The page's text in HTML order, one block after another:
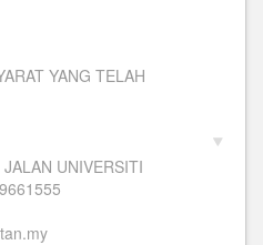
YANG TELAH
UNIVERSITI